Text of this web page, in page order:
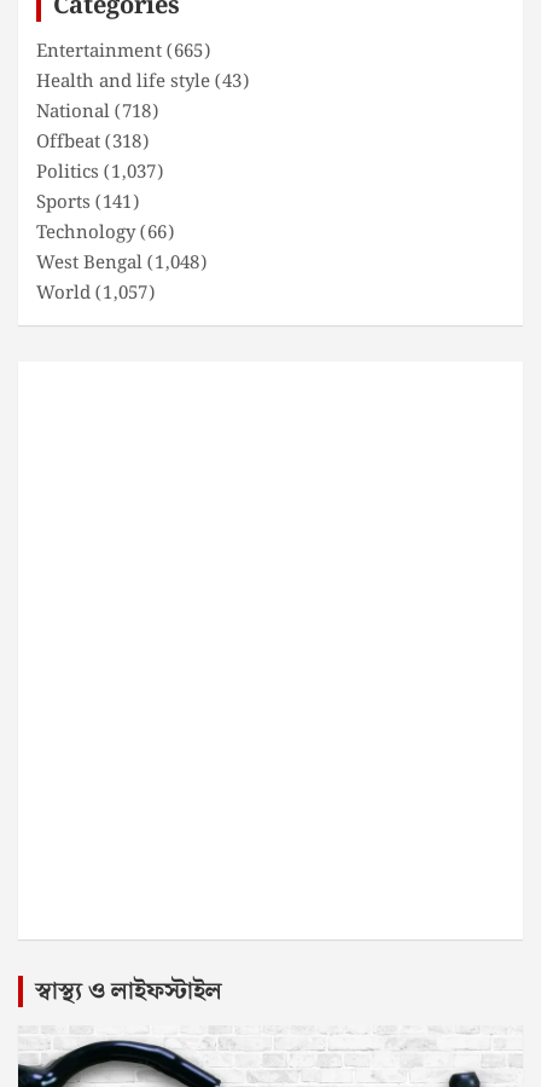
Entertainment(665)
Health and life style(43)
National(718)
Offbeat(318)
Politics (1,037)
Sports (141)
Technology(66)
West Bengal(1,048)
World(1,057)
স্বাস্থ্য ও লাইফস্টাইল